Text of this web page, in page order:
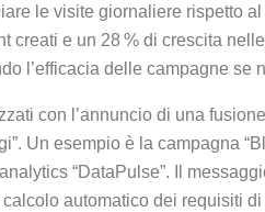
le visite giornaliere rispetto
e un 28 % di crescita
l’efficacia delle campagne se
con l’annuncio di una
Un esempio è la campagna
“DataPulse”. Il
automatico dei requisiti di